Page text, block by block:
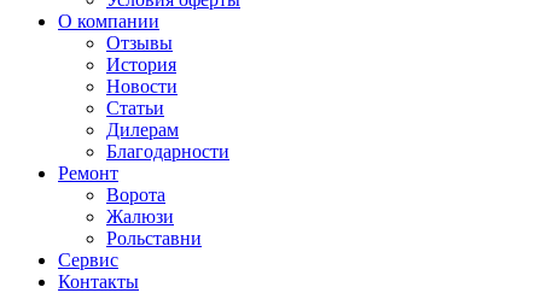
О компании
Отзывы
История
Новости
Статьи
Дилерам
Благодарности
Ремонт
Ворота
Жалюзи
Рольставни
Сервис
Контакты